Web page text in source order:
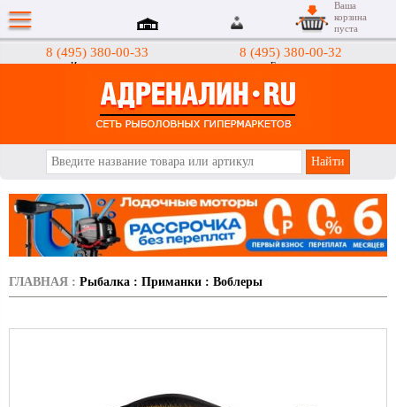
8 (495) 380-00-33
Интернет-магазин
8 (495) 380-00-32
Гипермаркеты
Ваша
корзина
пуста
ГЛАВНАЯ : Рыбалка : Приманки : Воблеры